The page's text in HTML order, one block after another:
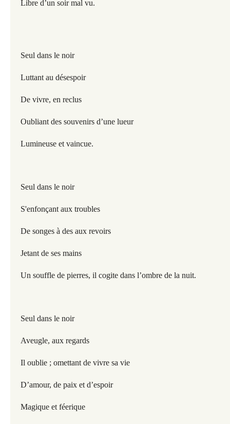
Libre d’un soir mal vu.
Seul dans le noir
Luttant au désespoir
De vivre, en reclus
Oubliant des souvenirs d’une lueur
Lumineuse et vaincue.
Seul dans le noir
S'enfonçant aux troubles
De songes à des aux revoirs
Jetant de ses mains
Un souffle de pierres, il cogite dans l’ombre de la nuit.
Seul dans le noir
Aveugle, aux regards
Il oublie ; omettant de vivre sa vie
D’amour, de paix et d’espoir
Magique et féerique